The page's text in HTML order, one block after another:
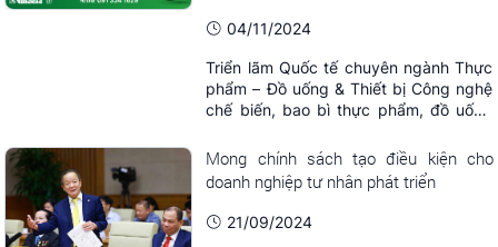
04/11/2024
Triển lãm Quốc tế chuyên ngành Thực
phẩm – Đồ uống & Thiết bị Công nghệ
chế biến, bao bì thực phẩm, đồ uống
Beverage – Propack Vietnam 2024.
Tiếp nối thành công kì triển lãm tháng
8 tại TP. Hồ Chí Minh, nhận được đánh
giá tích cực từ các đối tác và khách
hàng, ...
Mong chính sách tạo điều kiện cho
doanh nghiệp tư nhân phát triển
21/09/2024